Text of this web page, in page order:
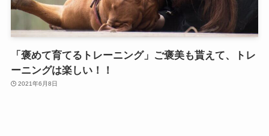
「褒めて育てるトレーニング」ご褒美も貰えて、トレ
ーニングは楽しい！！
2021年6月8日